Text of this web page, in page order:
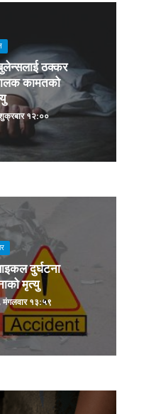
ठक्कर
कामतको
१२:००
दुर्घटना
मृत्यु
१३:५९